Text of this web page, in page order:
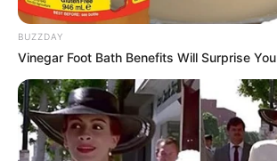
BUZZDAY
Vinegar Foot Bath Benefits Will Surprise You